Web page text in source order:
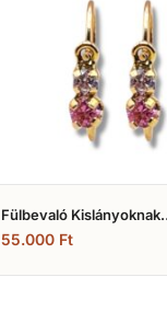
Fülbevaló Kislányoknak
,Fehér És Rózsaszín (
55.000 Ft